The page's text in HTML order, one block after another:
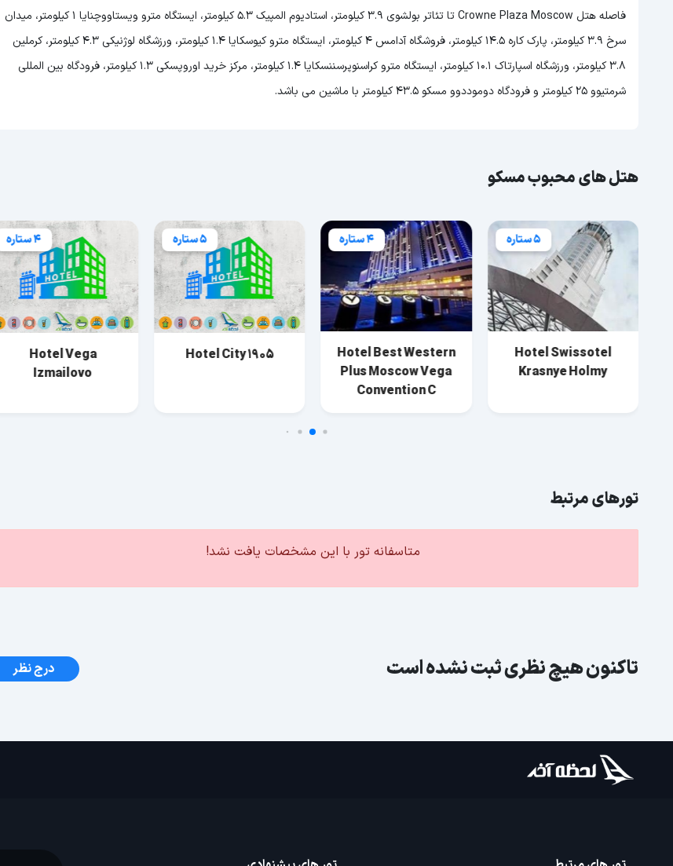
فاصله هتل Crowne Plaza Moscow تا تئاتر بولشوی 3.9 کیلومتر، استادیوم المپیک 5.3 کیلومتر، ایستگاه مترو ویستاووچنایا 1 کیلومتر، میدان
سرخ 3.9 کیلومتر، پارک کاره 14.5 کیلومتر، فروشگاه آدامس 4 کیلومتر، ایستگاه مترو کیوسکایا 1.4 کیلومتر، ورزشگاه لوژنیکی 4.3 کیلومتر، کرملین
3.8 کیلومتر، ورزشگاه اسپارتاک 10.1 کیلومتر، ایستگاه مترو کراسنوپرسننسکایا 1.4 کیلومتر، مرکز خرید اوروپسکی 1.3 کیلومتر، فرودگاه بین المللی
شرمتیوو 25 کیلومتر و فرودگاه دوموددوو مسکو 43.5 کیلومتر با ماشین می باشد.
هتل های محبوب مسکو
5 ستاره
Hotel Swissotel
Krasnye Holmy
4 ستاره
Hotel Best Western
Plus Moscow Vega
Convention C
5 ستاره
Hotel City 1905
4 ستاره
Hotel Vega
Izmailovo
تورهای مرتبط
متاسفانه تور با این مشخصات یافت نشد!
تاکنون هیچ نظری ثبت نشده است درج نظر